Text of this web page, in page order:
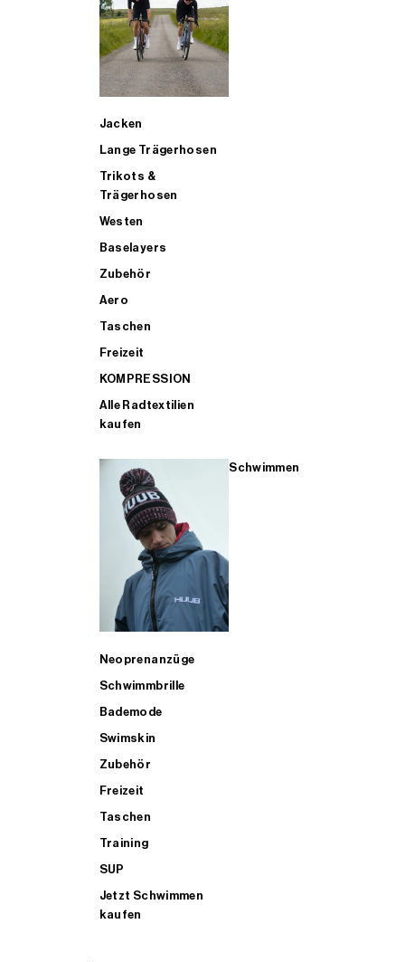
Jacken
Lange Trägerhosen
Trikots &
Trägerhosen
Westen
Baselayers
Zubehör
Aero
Taschen
Freizeit
KOMPRESSION
Alle Radtextilien
kaufen
Schwimmen
Neoprenanzüge
Schwimmbrille
Bademode
Swimskin
Zubehör
Freizeit
Taschen
Training
SUP
Jetzt Schwimmen
kaufen
ALLE TRIATHLONARTIKEL FÜR MÄNNER KAUFEN